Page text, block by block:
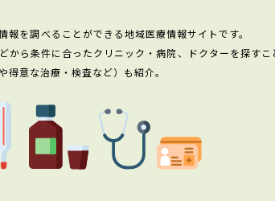
を調べることができる地域医療情報サイトです。
ら条件に合ったクリニック・病院、ドクターを探すこ
意な治療・検査など）も紹介。